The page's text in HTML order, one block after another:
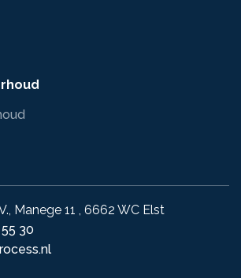
Manege 11 , 6662 WC Elst
30